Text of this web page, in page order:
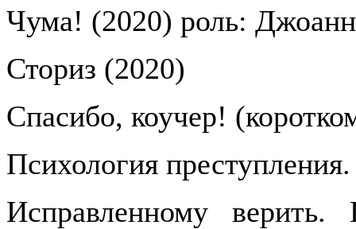
Чума! (2020) роль:
Сториз (2020)
Спасибо, коучер!
Психология
Исправленному